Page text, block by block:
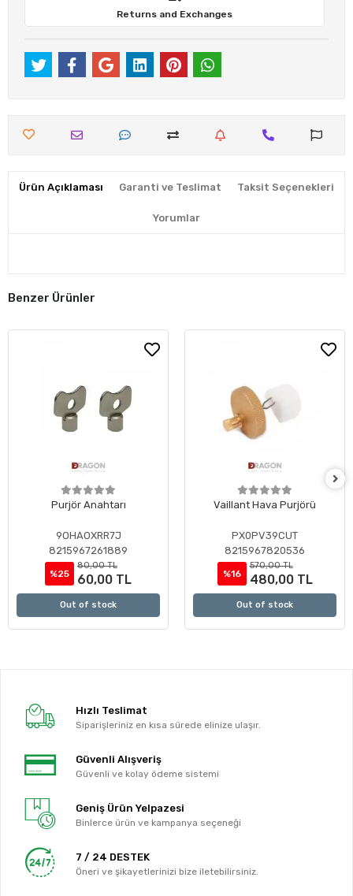
Returns and Exchanges
Ürün Açıklaması Garanti ve Teslimat Taksit Seçenekleri
Yorumlar
Benzer Ürünler
Purjör Anahtarı
9OHAOXRR7J
8215967261889
%25
80,00 TL
60,00 TL
Out of stock
Vaillant Hava Purjörü
PX0PV39CUT
8215967820536
%16
570,00 TL
480,00 TL
Out of stock
Hızlı Teslimat
Siparişleriniz en kısa sürede elinize ulaşır.
Güvenli Alışveriş
Güvenli ve kolay ödeme sistemi
Geniş Ürün Yelpazesi
Binlerce ürün ve kampanya seçeneği
7 / 24 DESTEK
Öneri ve şikayetlerinizi bize iletebilirsiniz.